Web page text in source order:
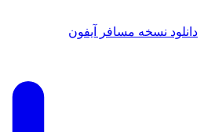
نسخه مسافر آیفون